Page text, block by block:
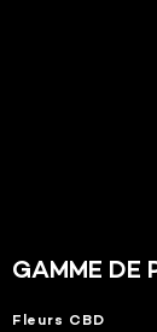
GAMME DE
Fleurs CBD